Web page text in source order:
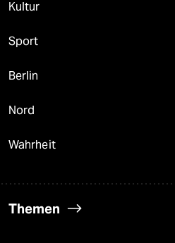
Kultur
Sport
Berlin
Nord
Wahrheit
Themen